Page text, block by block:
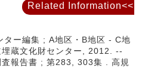
ター編集 ; A地区・B地区 - C地
蔵文化財センター, 2012. --
報告書 ; 第283, 303集 . 高規
Related Information<<